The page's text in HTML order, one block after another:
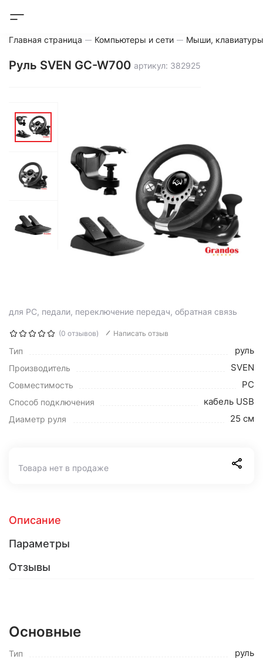
Главная страница Компьютеры и сети Мыши,
Руль SVEN GC-W700 артикул: 382925
для PC, педали, переключение передач, обратная связь
(0 отзывов) Написать отзыв
Тип руль
Производитель SVEN
Совместимость PC
Способ подключения кабель USB
Диаметр руля 25 см
Товара нет в продаже
Описание
Параметры
Отзывы
Основные
Тип руль